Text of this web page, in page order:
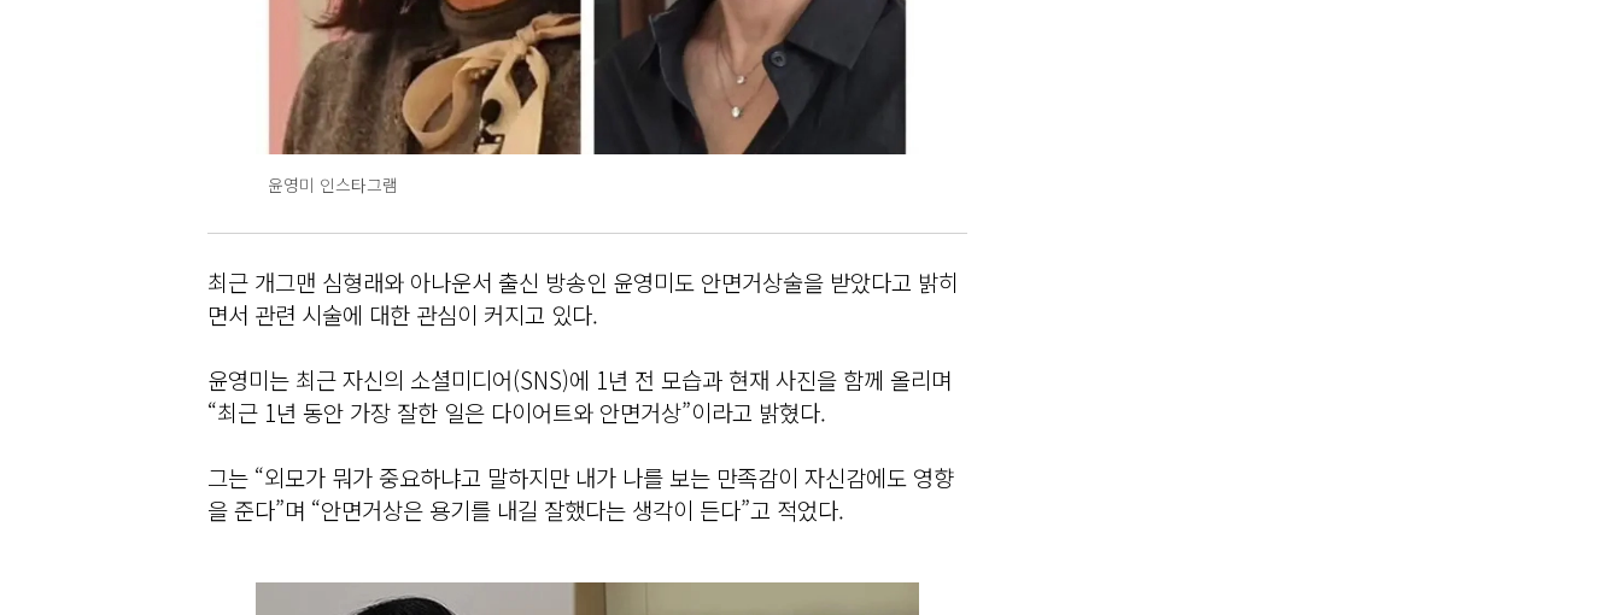
윤영미 인스타그램
최근 개그맨 심형래와 아나운서 출신 방송인 윤영미도 안면거상술을 받았다고 밝히
면서 관련 시술에 대한 관심이 커지고 있다.
윤영미는 최근 자신의 소셜미디어(SNS)에 1년 전 모습과 현재 사진을 함께 올리며
“최근 1년 동안 가장 잘한 일은 다이어트와 안면거상”이라고 밝혔다.
그는 “외모가 뭐가 중요하냐고 말하지만 내가 나를 보는 만족감이 자신감에도 영향
을 준다”며 “안면거상은 용기를 내길 잘했다는 생각이 든다”고 적었다.